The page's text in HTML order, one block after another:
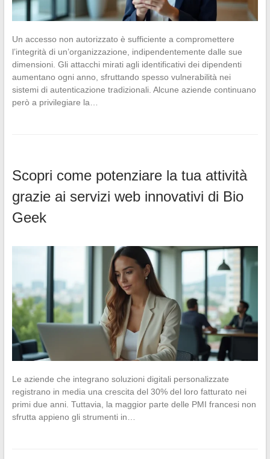
Un accesso non autorizzato è sufficiente a compromettere
l’integrità di un’organizzazione, indipendentemente dalle sue
dimensioni. Gli attacchi mirati agli identificativi dei dipendenti
aumentano ogni anno, sfruttando spesso vulnerabilità nei
sistemi di autenticazione tradizionali. Alcune aziende continuano
però a privilegiare la…
Scopri come potenziare la tua attività
grazie ai servizi web innovativi di Bio
Geek
Le aziende che integrano soluzioni digitali personalizzate
registrano in media una crescita del 30% del loro fatturato nei
primi due anni. Tuttavia, la maggior parte delle PMI francesi non
sfrutta appieno gli strumenti in…